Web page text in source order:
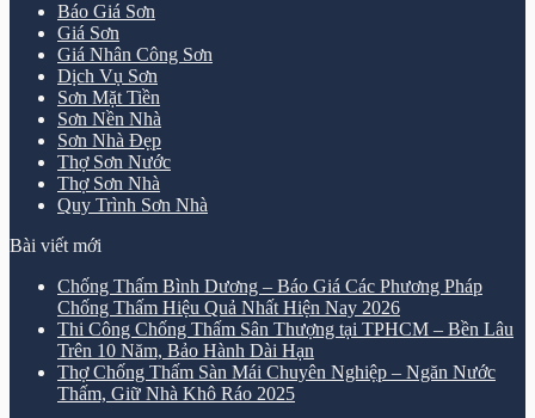
Báo Giá Sơn
Giá Sơn
Giá Nhân Công Sơn
Dịch Vụ Sơn
Sơn Mặt Tiền
Sơn Nền Nhà
Sơn Nhà Đẹp
Thợ Sơn Nước
Thợ Sơn Nhà
Quy Trình Sơn Nhà
Bài viết mới
Chống Thấm Bình Dương – Báo Giá Các Phương Pháp
Chống Thấm Hiệu Quả Nhất Hiện Nay 2026
Thi Công Chống Thấm Sân Thượng tại TPHCM – Bền Lâu
Trên 10 Năm, Bảo Hành Dài Hạn
Thợ Chống Thấm Sàn Mái Chuyên Nghiệp – Ngăn Nước
Thấm, Giữ Nhà Khô Ráo 2025